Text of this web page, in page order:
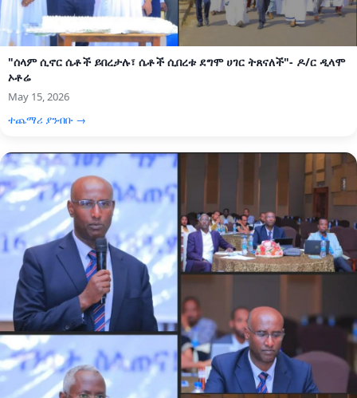
"ሰላም ሲኖር ሴቶች ይበረታሉ፣ ሴቶች ሲበረቱ ደግሞ ሀገር ትጸናለች"- ዶ/ር ዲላሞ
ኦቶሬ
May 15, 2026
ተጨማሪ ያንብቡ →